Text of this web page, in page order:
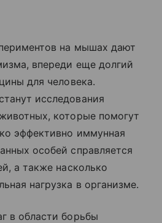
на мышах дают
впереди еще долгий
для человека.
исследования
которые помогут
эффективно иммунная
особей справляется
а также насколько
нагрузка в организме.
в области борьбы